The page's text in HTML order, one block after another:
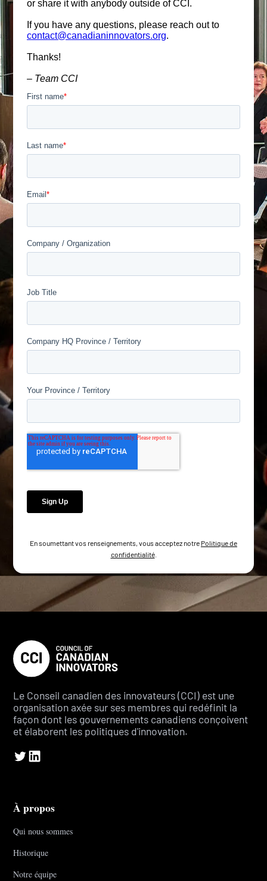
En soumettant vos renseignements, vous acceptez notre Politique de
confidentialité.
Le Conseil canadien des innovateurs (CCI) est une
organisation axée sur ses membres qui redéfinit la
façon dont les gouvernements canadiens conçoivent
et élaborent les politiques d'innovation.
À propos
Qui nous sommes
Historique
Notre équipe